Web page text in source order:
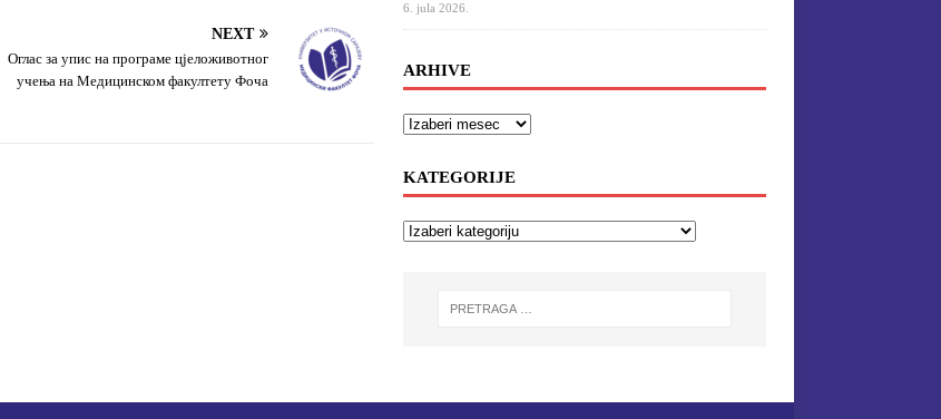
NEXT
Оглас за упис на програме цјеложивотног
учења на Медицинском факултету Фоча
6. jula 2026.
ARHIVE
KATEGORIJE